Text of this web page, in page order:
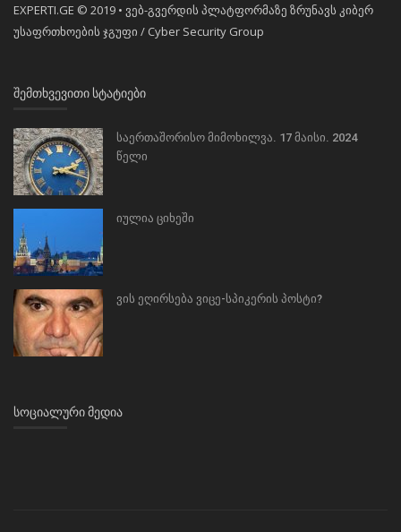
EXPERTI.GE © 2019 • ვებ-გვერდის პლატფორმაზე ზრუნავს კიბერ
უსაფრთხოების ჯგუფი / Cyber Security Group
ᲨᲔᲛᲗᲮᲕᲔᲕᲘᲗᲘ ᲡᲢᲐᲢᲘᲔᲑᲘ
საერთაშორისო მიმოხილვა. 17 მაისი. 2024
წელი
იულია ციხეში
ვის ეღირსება ვიცე-სპიკერის პოსტი?
ᲡᲝᲪᲘᲐᲚᲣᲠᲘ ᲛᲔᲓᲘᲐ